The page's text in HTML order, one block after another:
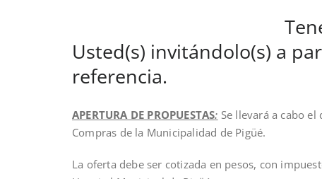
Tenemos el
Usted(s) invitándolo(s) a
referencia.
APERTURA DE PROPUESTAS: Se llevará a cabo el
Compras de la Municipalidad de Pigüé.
La oferta debe ser cotizada en pesos, con